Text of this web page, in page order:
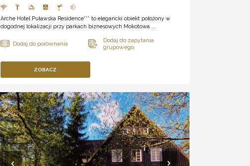
Arche Hotel Puławska Residence*** to elegancki obiekt położony w
dogodnej lokalizacji przy parkach biznesowych Mokotowa ...
ZOBACZ